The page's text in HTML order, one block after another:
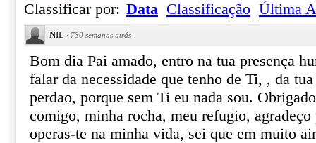
Classificar por: Data Classificação Última
NIL · 730 semanas atrás
Bom dia Pai amado, entro na tua presença
falar da necessidade que tenho de Ti, , da
perdao, porque sem Ti eu nada sou.
comigo, minha rocha, meu refugio, agradeço
operas-te na minha vida, sei que em muito